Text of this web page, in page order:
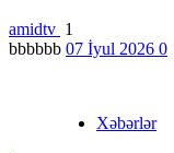
amidtv 1
bbbbbb 07 İyul 2026 0
Xəbərlər